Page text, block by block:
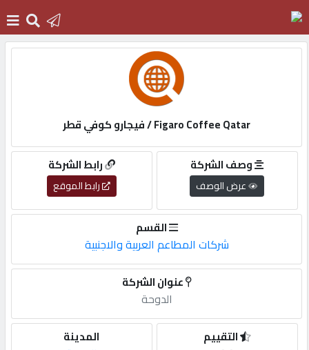
التسجيل
English
أضف
Figaro Coffee Qatar / فيجارو كوفي قطر
رابط الشركة
رابط الموقع
وصف الشركة
عرض الوصف
القسم
شركات المطاعم العربية والاجنبية
عنوان الشركة
الدوحة
المدينة التقييم